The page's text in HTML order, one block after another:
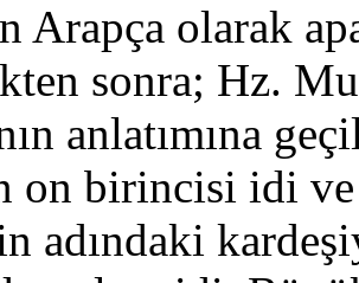
Arapça olarak
sonra; Hz.
anlatımına
on birincisi idi
adındaki